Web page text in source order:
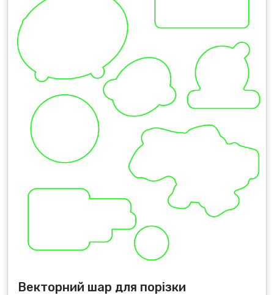
Векторний шар для порізки